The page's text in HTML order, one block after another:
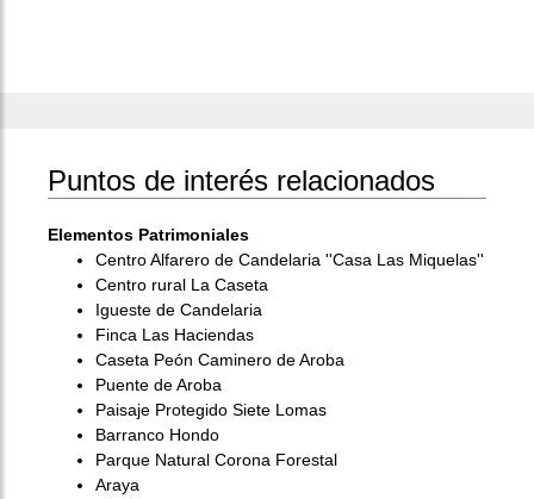
Puntos de interés relacionados
Elementos Patrimoniales
Centro Alfarero de Candelaria ''Casa Las Miquelas''
Centro rural La Caseta
Igueste de Candelaria
Finca Las Haciendas
Caseta Peón Caminero de Aroba
Puente de Aroba
Paisaje Protegido Siete Lomas
Barranco Hondo
Parque Natural Corona Forestal
Araya